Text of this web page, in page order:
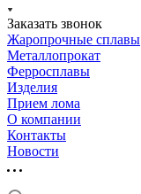
Заказать звонок
Жаропрочные сплавы
Металлопрокат
Ферросплавы
Изделия
Прием лома
О компании
Контакты
Новости